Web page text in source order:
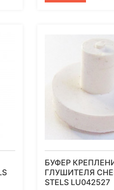
БУФЕР
ГЛУШИТЕЛЯ
STELS LU042527